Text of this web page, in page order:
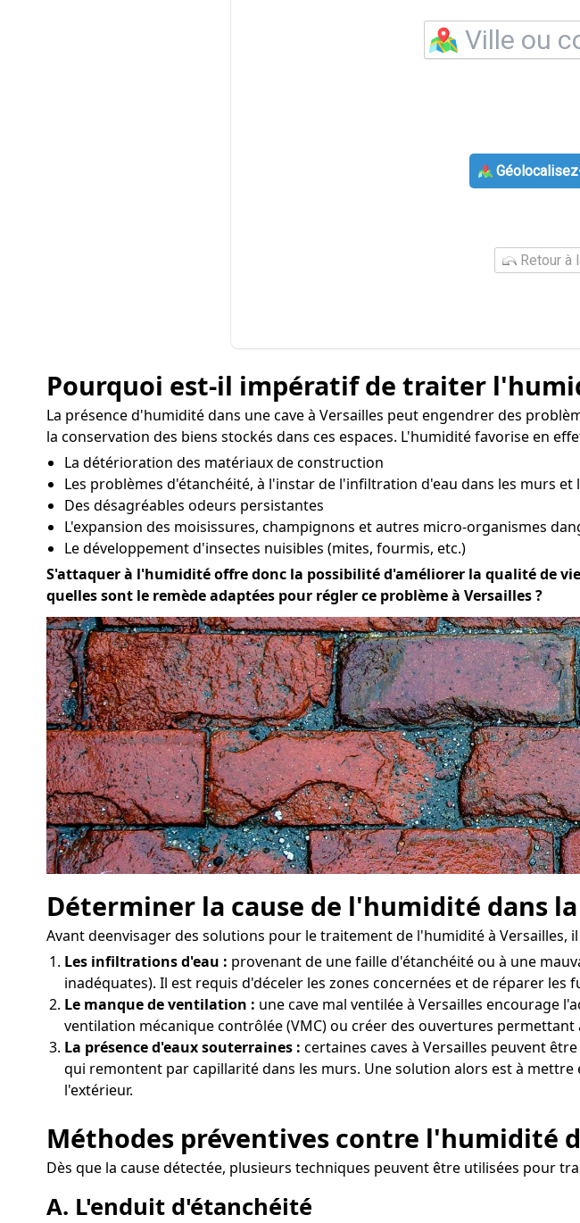
Retour à
Pourquoi est-il impératif de traiter
La présence d'humidité dans une cave à Versailles peut engendrer des
la conservation des biens stockés dans ces espaces. L'humidité favorise en
La détérioration des matériaux de construction
Les problèmes d'étanchéité, à l'instar de l'infiltration d'eau dans les murs et
Des désagréables odeurs persistantes
L'expansion des moisissures, champignons et autres micro-organismes
Le développement d'insectes nuisibles (mites, fourmis, etc.)
S'attaquer à l'humidité offre donc la possibilité d'améliorer la qualité de
quelles sont le remède adaptées pour régler ce problème à Versailles ?
Déterminer la cause de l'humidité dans
Avant deenvisager des solutions pour le traitement de l'humidité à Versailles,
Les infiltrations d'eau : provenant de une faille d'étanchéité ou à une
inadéquates). Il est requis d'déceler les zones concernées et de réparer les
Le manque de ventilation : une cave mal ventilée à Versailles encourage
ventilation mécanique contrôlée (VMC) ou créer des ouvertures
La présence d'eaux souterraines : certaines caves à Versailles peuvent
qui remontent par capillarité dans les murs. Une solution alors est à
l'extérieur.
Méthodes préventives contre l'humidité
Dès que la cause détectée, plusieurs techniques peuvent être utilisées pour
A. L'enduit d'étanchéité